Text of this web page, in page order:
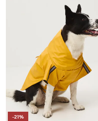
-21%